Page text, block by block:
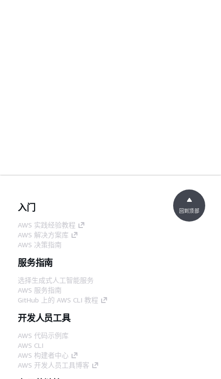
入门
AWS 实践经验教程
AWS 解决方案库
AWS 决策指南
服务指南
选择生成式人工智能服务
AWS 服务指南
GitHub 上的 AWS CLI 教程
开发人员工具
AWS 代码示例库
AWS CLI
AWS 构建者中心
AWS 开发人员工具博客
回到顶部